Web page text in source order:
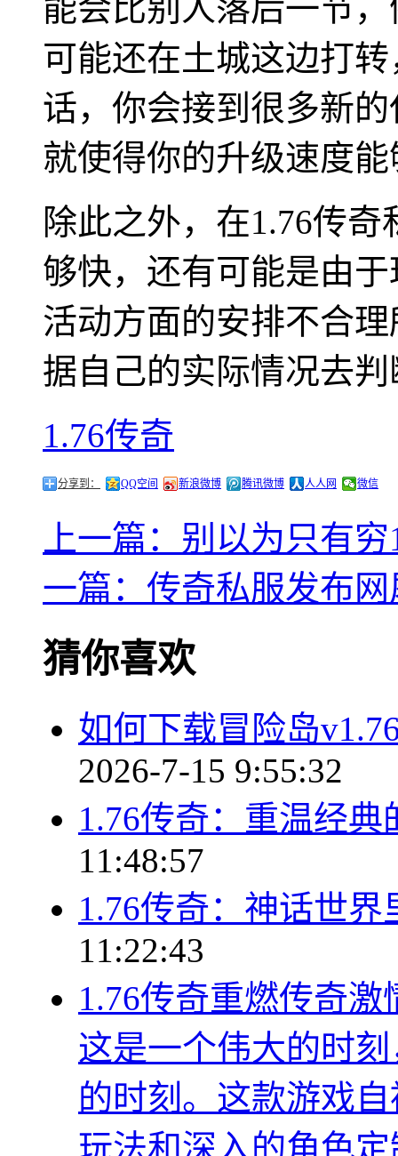
能会比别人落后一节
可能还在土城这边打
话，你会接到很多新
就使得你的升级速度
除此之外，在1.76传
够快，还有可能是由
活动方面的安排不合
据自己的实际情况去判
1.76传奇
分享到： QQ空间 新浪微博 腾讯微博 人人网 微信
上一篇：别以为只有
一篇：传奇私服发布
猜你喜欢
如何下载冒险岛
2026-7-15 9:55:32
1.76传奇：重温经典
11:48:57
1.76传奇：神话世界
11:22:43
1.76传奇重燃传奇
这是一个伟大的时
的时刻。这款游戏
玩法和深入的角色